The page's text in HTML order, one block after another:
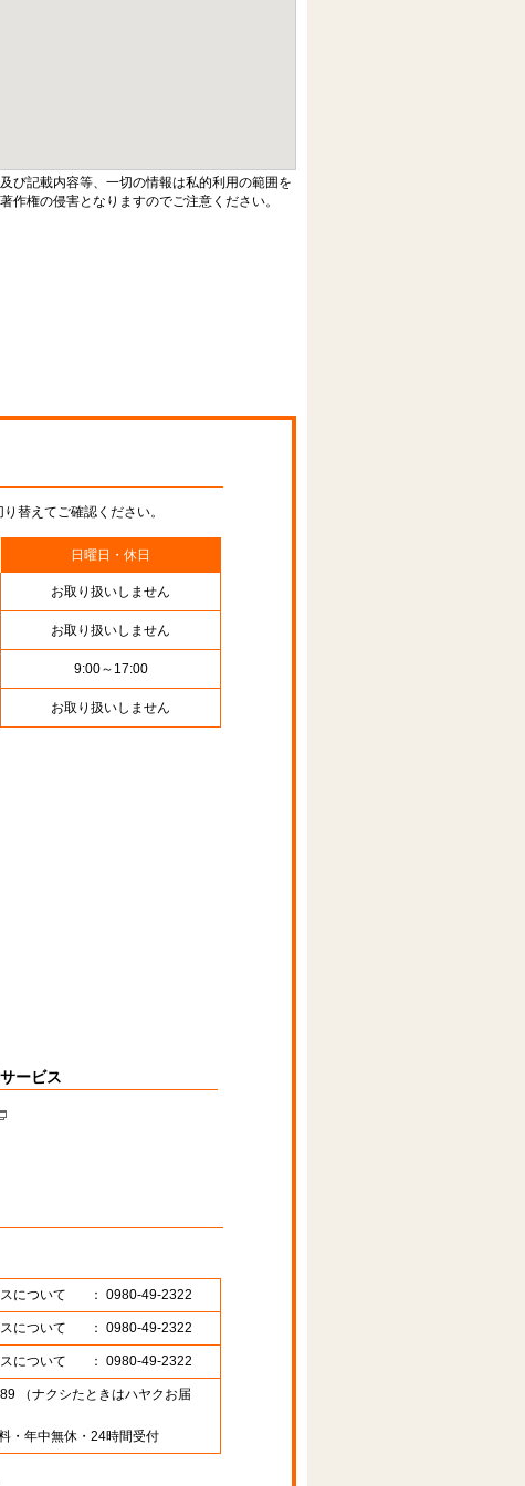
び記載内容等、一切の情報は私的利用の範囲を
作権の侵害となりますのでご注意ください。
替えてご確認ください。
日曜日・休日
お取り扱いしません
お取り扱いしません
9:00～17:00
お取り扱いしません
ービス
について ： 0980-49-2322
について ： 0980-49-2322
について ： 0980-49-2322
（ナクシたときはハヤクお届
・年中無休・24時間受付